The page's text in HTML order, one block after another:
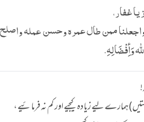
غفار،
ممن طال عمره وحسن عمله
وَأِفْضَالِهِ.
ہمارے لیے زیادہ کیجیے اور کم نہ فرمائیے ،